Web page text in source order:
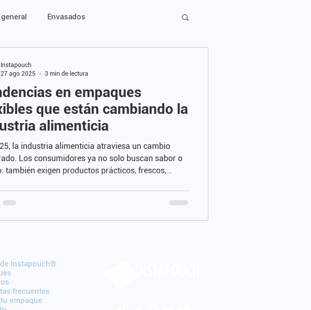
Envasados
en empaques
que están cambiando la
alimenticia
la industria alimenticia atraviesa un cambio
Los consumidores ya no solo buscan sabor o
también exigen productos prácticos, frescos,
Instapouch
27 ago 2025
3 min de lectura
Instapouch®
frecuentes
empaque